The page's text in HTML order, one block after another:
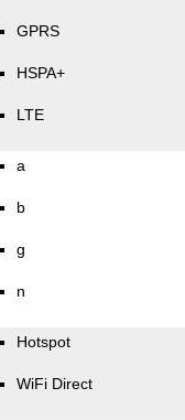
GPRS
HSPA+
LTE
a
b
g
n
Hotspot
WiFi Direct